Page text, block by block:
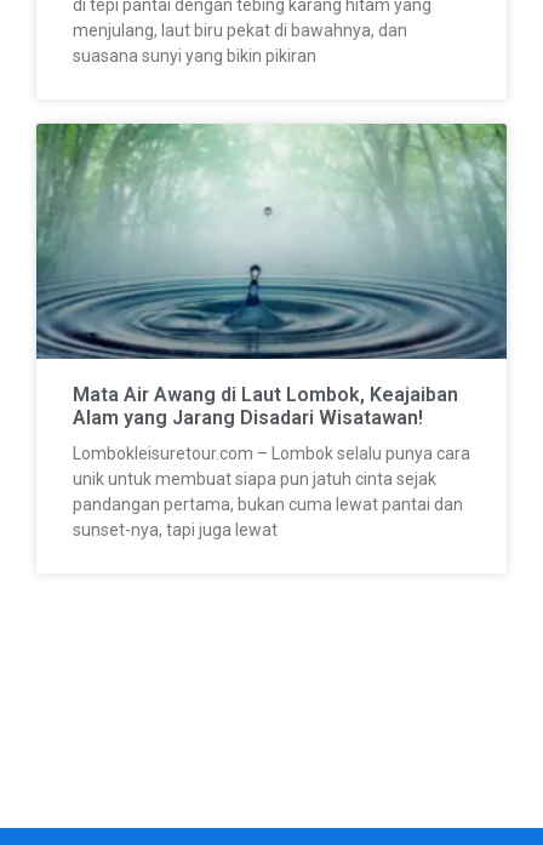
di tepi pantai dengan tebing karang hitam yang
menjulang, laut biru pekat di bawahnya, dan
suasana sunyi yang bikin pikiran
Mata Air Awang di Laut Lombok, Keajaiban
Alam yang Jarang Disadari Wisatawan!
Lombokleisuretour.com – Lombok selalu punya cara
unik untuk membuat siapa pun jatuh cinta sejak
pandangan pertama, bukan cuma lewat pantai dan
sunset-nya, tapi juga lewat